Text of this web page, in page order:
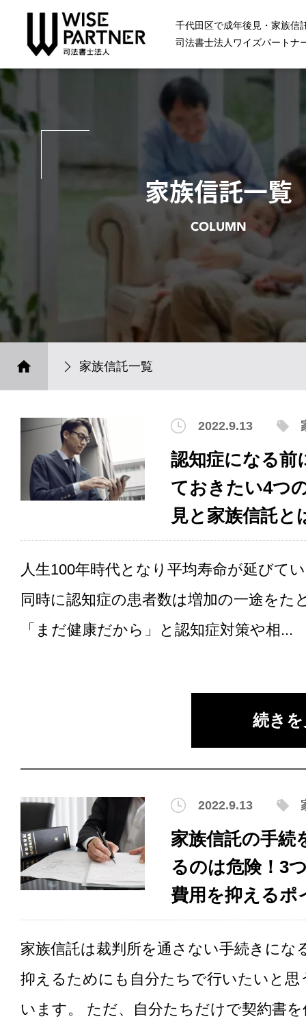
千代田区で成年後見・家族信
司法書士法人ワイズパートナ
家族信託一覧
COLUMN
家族信託一覧
2022.9.13
認知症になる前
ておきたい4つ
見と家族信託と
人生100年時代となり平均寿命が延びて
同時に認知症の患者数は増加の一途をた
「まだ健康だから」と認知症対策や相...
続き
2022.9.13
家族信託の手続
るのは危険！3
費用を抑えるポ
家族信託は裁判所を通さない手続きにな
抑えるためにも自分たちで行いたいと思
います。 ただ、自分たちだけで契約書を